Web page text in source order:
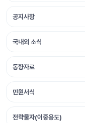
공지사항
국내외 소식
동향자료
민원서식
전략물자(이중용도)